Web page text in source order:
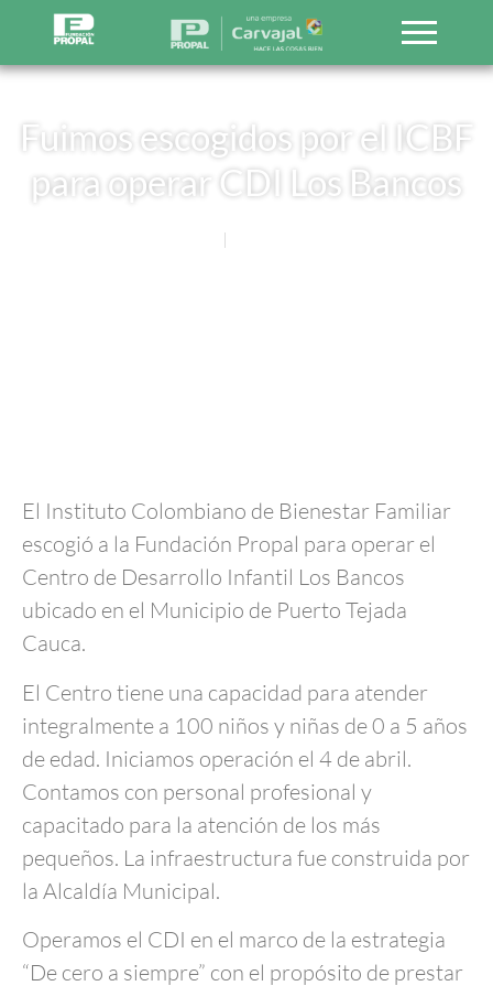
Fuimos escogidos por el ICBF
para operar CDI Los Bancos
El Instituto Colombiano de Bienestar Familiar
escogió a la Fundación Propal para operar el
Centro de Desarrollo Infantil Los Bancos
ubicado en el Municipio de Puerto Tejada
Cauca.
El Centro tiene una capacidad para atender
integralmente a 100 niños y niñas de 0 a 5 años
de edad. Iniciamos operación el 4 de abril.
Contamos con personal profesional y
capacitado para la atención de los más
pequeños. La infraestructura fue construida por
la Alcaldía Municipal.
Operamos el CDI en el marco de la estrategia
“De cero a siempre” con el propósito de prestar